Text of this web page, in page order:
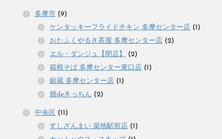
多摩市 (9)
ケンタッキーフライドチキン 多摩センター店 (1)
おたふくやるき茶屋 多摩センター店 (2)
エル・ダンジュ【閉店】
(2)
箱根そば 多摩センター東口店 (1)
銀蔵 多摩センター店 (1)
畑deきっちん (2)
中央区 (11)
すしざんまい 築地駅前店 (1)